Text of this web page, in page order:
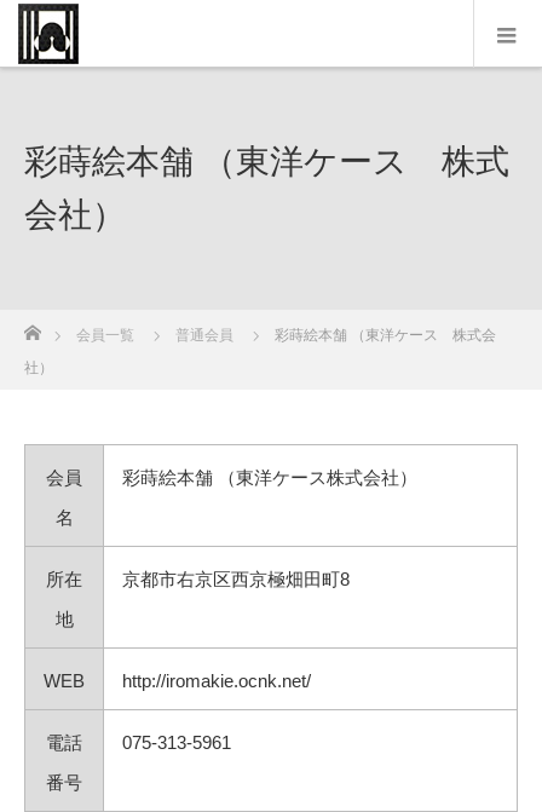
彩蒔絵本舗 （東洋ケース 株式
会社）
ホーム
会員一覧 普通会員
彩蒔絵本舗 （東洋ケース 株式会
社）
会員
名
彩蒔絵本舗 （東洋ケース株式会社）
所在
地
京都市右京区西京極畑田町8
WEB http://iromakie.ocnk.net/
電話
番号
075-313-5961